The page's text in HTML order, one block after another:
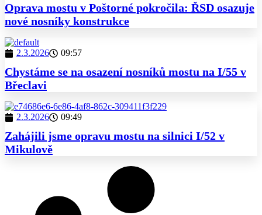
Oprava mostu v Poštorné pokročila: ŘSD osazuje
nové nosníky konstrukce
2.3.2026 09:57
Chystáme se na osazení nosníků mostu na I/55 v
Břeclavi
2.3.2026 09:49
Zahájili jsme opravu mostu na silnici I/52 v
Mikulově